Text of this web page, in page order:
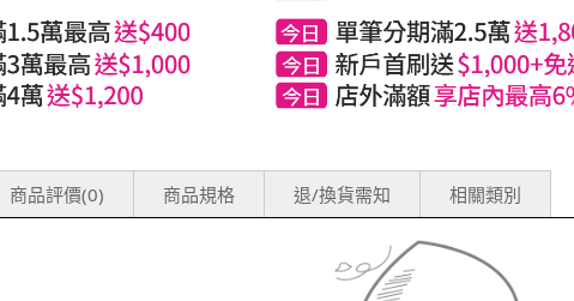
商品評價(0) 商品規格 退/換貨需知 相關類別